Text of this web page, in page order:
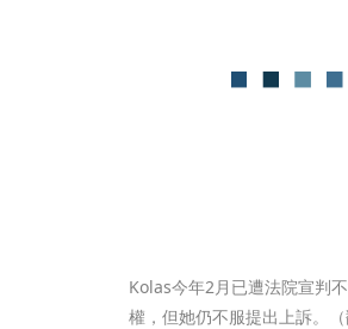
Kolas今年2月已遭法院宣判
權，但她仍不服提出上訴。